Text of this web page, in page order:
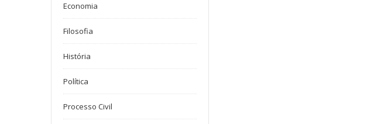
Economia
Filosofia
História
Política
Processo Civil